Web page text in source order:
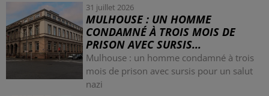
31 juillet 2026
MULHOUSE : UN HOMME
CONDAMNÉ À TROIS MOIS DE
PRISON AVEC SURSIS...
Mulhouse : un homme condamné à trois
mois de prison avec sursis pour un salut
nazi